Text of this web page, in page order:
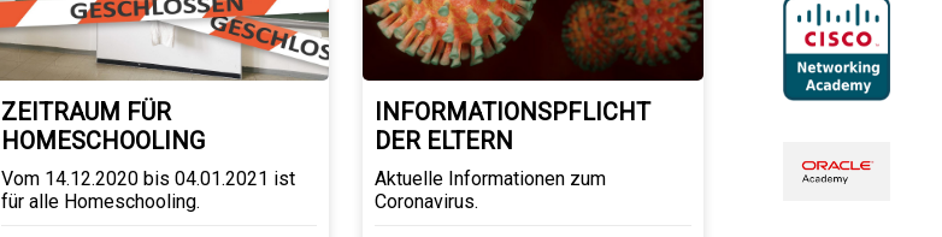
ZEITRAUM FÜR
HOMESCHOOLING
Vom 14.12.2020 bis 04.01.2021 ist
für alle Homeschooling.
INFORMATIONSPFLICHT
DER ELTERN
Aktuelle Informationen zum
Coronavirus.